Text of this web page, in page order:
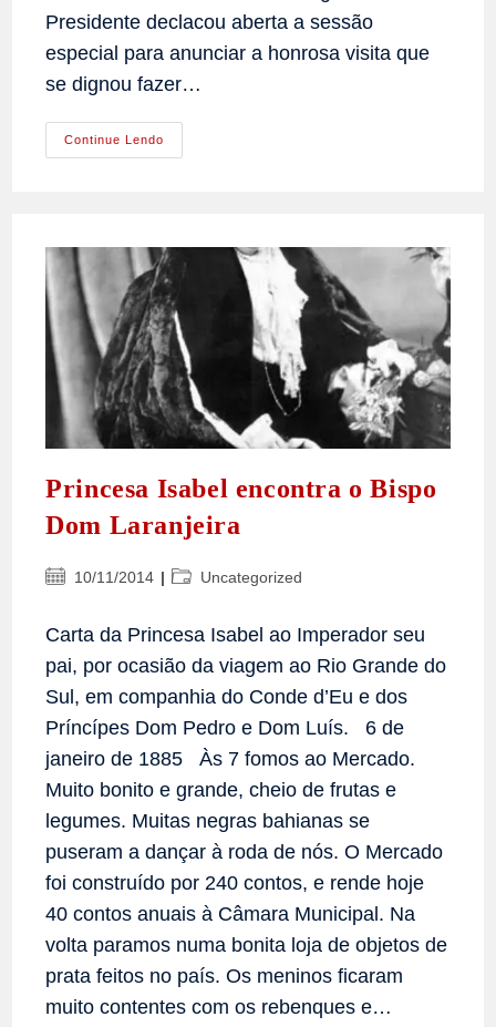
Presidente declacou aberta a sessão
especial para anunciar a honrosa visita que
se dignou fazer…
Continue Lendo
Do
Estados
Do
Sul
Do
Brasil
Princesa Isabel encontra o Bispo
Dom Laranjeira
Post10/11/2014
Categoria
Uncategorized
Carta da Princesa Isabel ao Imperador seu
pai, por ocasião da viagem ao Rio Grande do
Sul, em companhia do Conde d’Eu e dos
Príncípes Dom Pedro e Dom Luís. 6 de
janeiro de 1885 Às 7 fomos ao Mercado.
Muito bonito e grande, cheio de frutas e
legumes. Muitas negras bahianas se
puseram a dançar à roda de nós. O Mercado
foi construído por 240 contos, e rende hoje
40 contos anuais à Câmara Municipal. Na
volta paramos numa bonita loja de objetos de
prata feitos no país. Os meninos ficaram
muito contentes com os rebenques e…